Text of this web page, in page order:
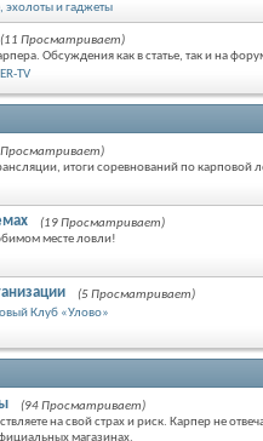
эхолоты и гаджеты
(11 Просматривает)
Обсуждения как в статье, так и на
TV
Просматривает)
итоги соревнований по карповой
(19 Просматривает)
месте ловли!
(5 Просматривает)
Клуб «Улово»
(94 Просматривает)
на свой страх и риск. Карпер не
магазинах.